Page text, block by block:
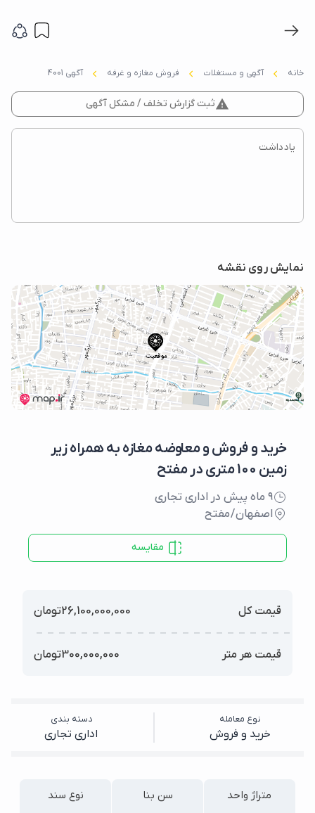
خانه آگهی و مستغلات فروش مغازه و غرفه آگهی 4001
خرید و فروش و معاوضه مغازه به همراه زیر
زمین 100 متری در مفتح
۹ ماه پیش در اداری تجاری
اصفهان/مفتح
مقایسه
قیمت کل 26,100,000,000تومان
قیمت هر متر 300,000,000تومان
نوع معامله
خرید و فروش
دسته بندی
اداری تجاری
متراژ واحد سن بنا نوع سند
report_problemثبت گزارش تخلف / مشکل آگهی
نمایش روی نقشه